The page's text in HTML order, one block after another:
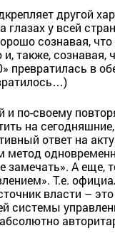
другой
глазах у всей
сознавая,
также, сознавая,
превратилась в
и по-своему
на
ответ на
замечать». А еще,
Т.е.
власти –
системы